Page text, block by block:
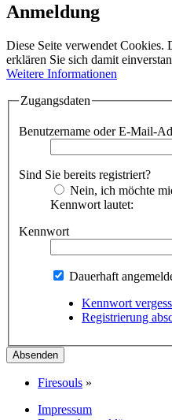
Anmeldung
Diese Seite verwendet Cookies.
erklären Sie sich damit
Weitere Informationen
Zugangsdaten
Benutzername oder E-Mail-
Sind Sie bereits registriert?
Nein, ich möchte
Kennwort lautet:
Kennwort
Dauerhaft
Kennwort
Registrierung
Firesouls »
Impressum